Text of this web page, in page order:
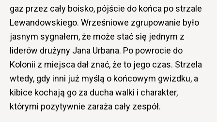
gaz przez cały boisko, pójście do końca po strzale
Lewandowskiego. Wrześniowe zgrupowanie było
jasnym sygnałem, że może stać się jednym z
liderów drużyny Jana Urbana. Po powrocie do
Kolonii z miejsca dał znać, że to jego czas. Strzela
wtedy, gdy inni już myślą o końcowym gwizdku, a
kibice kochają go za ducha walki i charakter,
którymi pozytywnie zaraża cały zespół.